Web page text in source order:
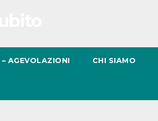
AGEVOLAZIONI CHI SIAMO